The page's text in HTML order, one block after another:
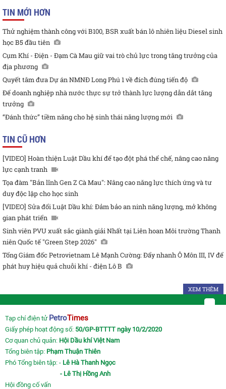
TIN MỚI HƠN
Thử nghiệm thành công với B100, BSR xuất bán lô nhiên liệu Diesel sinh
học B5 đầu tiên
Cụm Khí - Điện - Đạm Cà Mau giữ vai trò chủ lực trong tăng trưởng của
địa phương
Quyết tâm đưa Dự án NMNĐ Long Phú 1 về đích đúng tiến độ
Để doanh nghiệp nhà nước thực sự trở thành lực lượng dẫn dắt tăng
trưởng
“Đánh thức” tiềm năng cho hệ sinh thái năng lượng mới
TIN CŨ HƠN
[VIDEO] Hoàn thiện Luật Dầu khí để tạo đột phá thể chế, nâng cao năng
lực cạnh tranh
Tọa đàm "Bản lĩnh Gen Z Cà Mau": Nâng cao năng lực thích ứng và tư
duy độc lập cho học sinh
[VIDEO] Sửa đổi Luật Dầu khí: Đảm bảo an ninh năng lượng, mở không
gian phát triển
Sinh viên PVU xuất sắc giành giải Nhất tại Liên hoan Môi trường Thanh
niên Quốc tế "Green Step 2026"
Tổng Giám đốc Petrovietnam Lê Mạnh Cường: Đẩy nhanh Ô Môn III, IV để
phát huy hiệu quả chuỗi khí - điện Lô B
XEM THÊM
Tạp chí điện tử PetroTimes
Giấy phép hoạt động số: 50/GP-BTTTT ngày 10/2/2020
Cơ quan chủ quản: Hội Dầu khí Việt Nam
Tổng biên tập: Phạm Thuận Thiên
Phó Tổng biên tập: - Lê Hà Thanh Ngọc
- Lê Thị Hồng Anh
Hội đồng cố vấn